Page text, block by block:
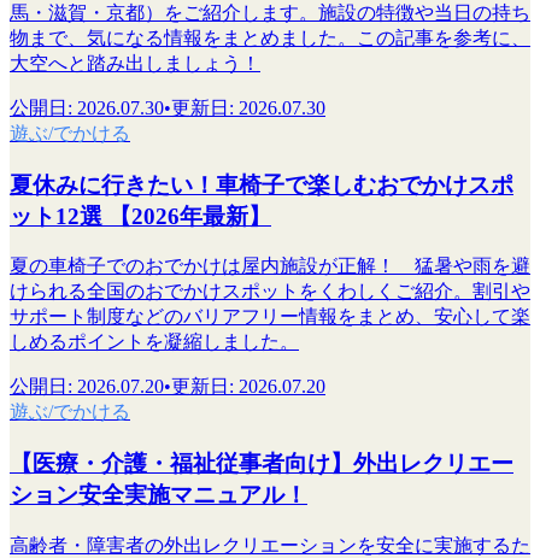
馬・滋賀・京都）をご紹介します。施設の特徴や当日の持ち
物まで、気になる情報をまとめました。この記事を参考に、
大空へと踏み出しましょう！
公開日 : 2026.07.30•更新日 : 2026.07.30
遊ぶ/でかける
夏休みに行きたい！車椅子で楽しむおでかけスポ
ット12選 【2026年最新】
夏の車椅子でのおでかけは屋内施設が正解！ 猛暑や雨を避
けられる全国のおでかけスポットをくわしくご紹介。割引や
サポート制度などのバリアフリー情報をまとめ、安心して楽
しめるポイントを凝縮しました。
公開日 : 2026.07.20•更新日 : 2026.07.20
遊ぶ/でかける
【医療・介護・福祉従事者向け】外出レクリエー
ション安全実施マニュアル！
高齢者・障害者の外出レクリエーションを安全に実施するた